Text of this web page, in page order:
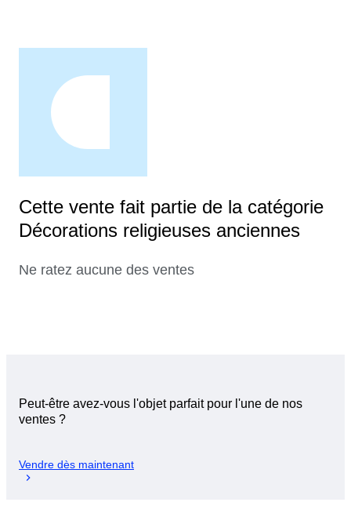
Cette vente fait partie de la catégorie
Décorations religieuses anciennes
Ne ratez aucune des ventes
Peut-être avez-vous l'objet parfait pour l'une de nos
ventes ?
Vendre dès maintenant